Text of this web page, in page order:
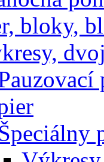
bloky,